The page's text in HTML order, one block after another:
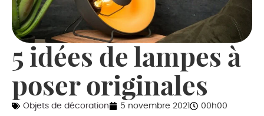
5 idées de lampes à
poser originales
Objets de décoration 5 novembre 2021 00h00